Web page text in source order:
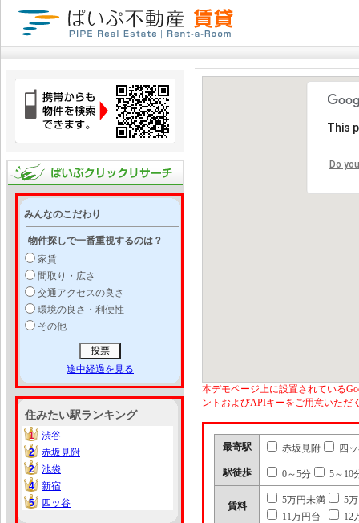
みんなのこだわり
物件探しで一番重視するのは？
家賃
間取り・広さ
交通アクセスの良さ
環境の良さ・利便性
その他
途中経過を見る
住みたい駅ランキング
1
1
渋谷
2
2
赤坂見附
2
2
池袋
4
4
新宿
5
5 四ッ谷
This
Do
本デモページ上に設置されている
ントおよびAPIキーをご用意いただ
最寄駅 赤坂見附 四
駅徒歩 0～5分 5～10
賃料
5万円未満
5
11万円台
12